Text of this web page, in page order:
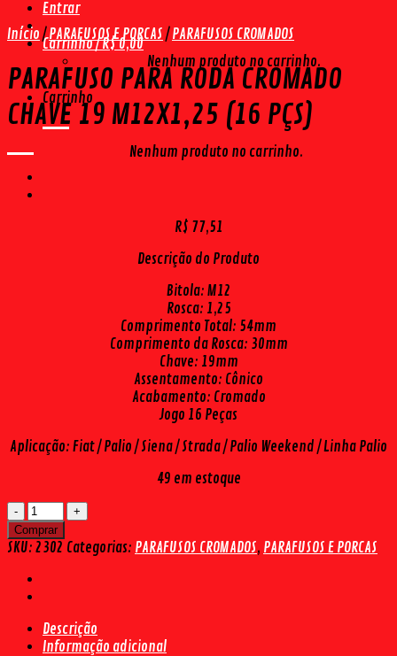
Entrar
Carrinho /R$0,00
Nenhum produto no carrinho.
Carrinho
Nenhum produto no carrinho.
Início / PARAFUSOS E PORCAS / PARAFUSOS CROMADOS
PARAFUSO PARA RODA CROMADO
CHAVE 19 M12X1,25 (16 PÇS)
R$ 77,51
Descrição do Produto
Bitola: M12
Rosca: 1,25
Comprimento Total: 54mm
Comprimento da Rosca: 30mm
Chave: 19mm
Assentamento: Cônico
Acabamento: Cromado
Jogo 16 Peças
Aplicação: Fiat / Palio / Siena / Strada / Palio Weekend / Linha Palio
49 em estoque
PARAFUSO
PARA
RODA
CHAVE
19
(16
PÇS)
Comprar
SKU: 2302 Categorias: PARAFUSOS CROMADOS, PARAFUSOS E PORCAS
Descrição
Informação adicional